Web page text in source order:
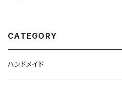
CATEGORY
ハンドメイド